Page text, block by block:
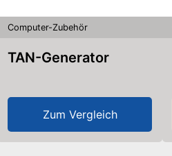
Computer-Zubehör
TAN-Generator
Zum Vergleich